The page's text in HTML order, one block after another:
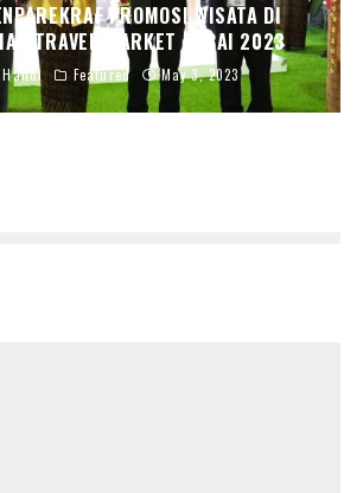
PROMOSI WISATA DI
TRAVEL MARKET DUBAI 2023
Handi Featured May 3, 2023